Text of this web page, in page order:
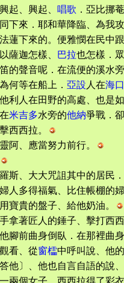
起、興起、 唱歌 ．亞比挪
下來．耶和華降臨、為我攻
蓮下來的。便雅憫在民中
薩迦怎樣、 巴拉也怎樣．
的聲音呢．在流便的溪水
何等在船上． 亞設 人在海口
利人在田野的高處、也是
米吉多水旁的他納爭戰．
西西拉。
阿、應當努力前行。
斯、大大咒詛其中的居民
婦人多得福氣、比住帳棚的
用寶貴的盤子、給他奶油。
手拿著匠人的錘子、擊打西
腳前曲身倒臥．在那裡曲
看、從窗櫺中呼叫說、他
他〕、他也自言自語的說、
一兩個女子．西西拉得了彩